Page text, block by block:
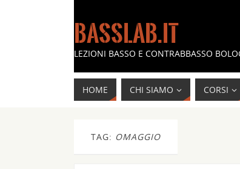
BASSLAB.IT
LEZIONI BASSO E CONTRABBASSO
HOME CHI SIAMO CORSI
TAG: OMAGGIO